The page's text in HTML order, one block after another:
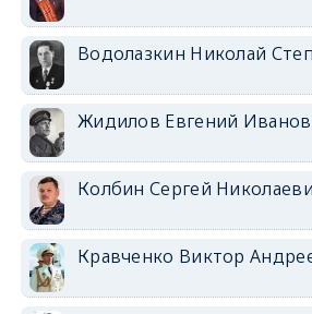
Водолазкин Николай
Жидилов Евгений
Колбин Сергей
Кравченко Виктор